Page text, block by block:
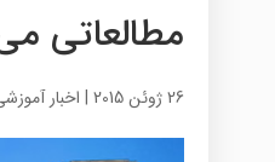
مطالعاتی
26 ژوئن 2015 | اخبار